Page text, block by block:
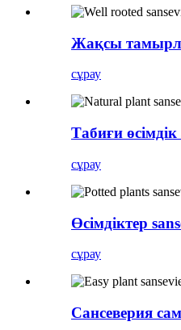
Жақсы
сұрау
Табиғи
сұрау
Өсімдіктер
сұрау
Сансеверия